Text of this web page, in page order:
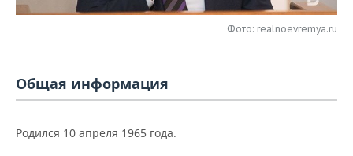
НЕФТЕХИМИЯ
ОПК
УСЛУГИ
МЕДИА
ТЕЛЕКОММУНИКАЦИИ
ВЫЕЗДНАЯ РЕДАКЦИЯ
БИЗНЕС-БРАНЧИ
НОВОСТИ СПОРТА
ФУТБОЛ
ОБЩЕСТВО
НОВОСТИ ОБЩЕСТВА
ФОТОГАЛЕРЕЯ
Фото: realnoevremya.ru
Общая информация
Родился 10 апреля 1965 года.